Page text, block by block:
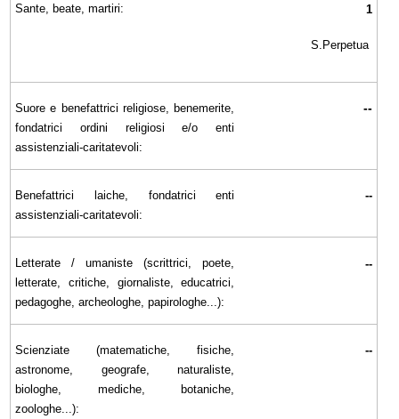
Sante, beate, martiri: 1
S.Perpetua
Suore e benefattrici religiose, benemerite,
fondatrici ordini religiosi e/o enti
assistenziali-caritatevoli:
--
Benefattrici laiche, fondatrici enti
assistenziali-caritatevoli:
--
Letterate / umaniste (scrittrici, poete,
letterate, critiche, giornaliste, educatrici,
pedagoghe, archeologhe, papirologhe...):
--
Scienziate (matematiche, fisiche,
astronome, geografe, naturaliste,
biologhe, mediche, botaniche,
zoologhe...):
--